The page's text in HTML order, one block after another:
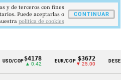
$4178
▲ 0.42
EUR/COP $3672
▼ 25.00
DESEMPLEO
y de terceros con fines
Puede aceptarlas o
politica de cookies
CONTINUAR